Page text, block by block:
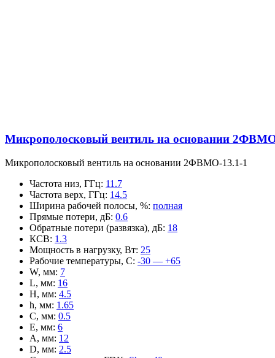
Микрополосковый вентиль на основании
Микрополосковый вентиль на основании 2ФВМO-13.1-1
Частота низ, ГГц: 11.7
Частота верх, ГГц: 14.5
Ширина рабочей полосы, %: полная
Прямые потери, дБ: 0.6
Обратные потери (развязка), дБ: 18
КСВ: 1.3
Мощность в нагрузку, Вт: 25
Рабочие температуры, С: -30 — +65
W, мм: 7
L, мм: 16
H, мм: 4.5
h, мм: 1.65
C, мм: 0.5
E, мм: 6
A, мм: 12
D, мм: 2.5